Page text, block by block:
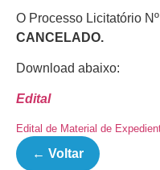
O Processo Licitatório
CANCELADO.
Download abaixo:
Edital
Edital de Material de
← Voltar